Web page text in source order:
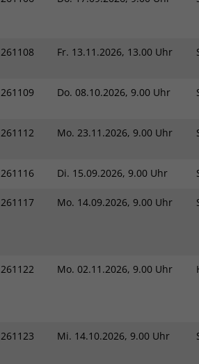
261108 Fr. 13.11.2026, 13.00 Uhr
261109 Do. 08.10.2026, 9.00 Uhr
261112 Mo. 23.11.2026, 9.00 Uhr
261116 Di. 15.09.2026, 9.00 Uhr
261117 Mo. 14.09.2026, 9.00 Uhr
261122 Mo. 02.11.2026, 9.00 Uhr
261123 Mi. 14.10.2026, 9.00 Uhr
stiftung-liebenau.de
werden.
www.clarity.ms
Seitenaufrufe eines Benutzers zu